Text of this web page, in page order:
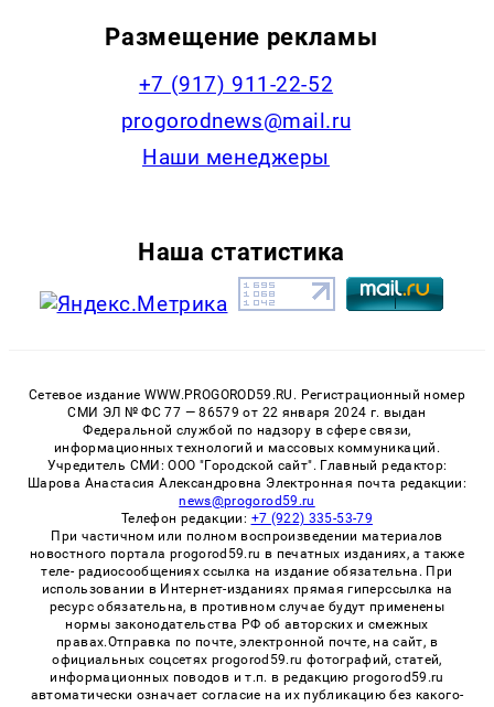
Размещение рекламы
+7 (917) 911-22-52
progorodnews@mail.ru
Наши менеджеры
Наша статистика
Сетевое издание WWW.PROGOROD59.RU. Регистрационный номер
СМИ ЭЛ № ФС 77 — 86579 от 22 января 2024 г. выдан
Федеральной службой по надзору в сфере связи,
информационных технологий и массовых коммуникаций.
Учредитель СМИ: ООО "Городской сайт". Главный редактор:
Шарова Анастасия Александровна Электронная почта редакции:
news@progorod59.ru
Телефон редакции: +7 (922) 335-53-79
При частичном или полном воспроизведении материалов
новостного портала progorod59.ru в печатных изданиях, а также
теле- радиосообщениях ссылка на издание обязательна. При
использовании в Интернет-изданиях прямая гиперссылка на
ресурс обязательна, в противном случае будут применены
нормы законодательства РФ об авторских и смежных
правах.Отправка по почте, электронной почте, на сайт, в
официальных соцсетях progorod59.ru фотографий, статей,
информационных поводов и т.п. в редакцию progorod59.ru
автоматически означает согласие на их публикацию без какого-